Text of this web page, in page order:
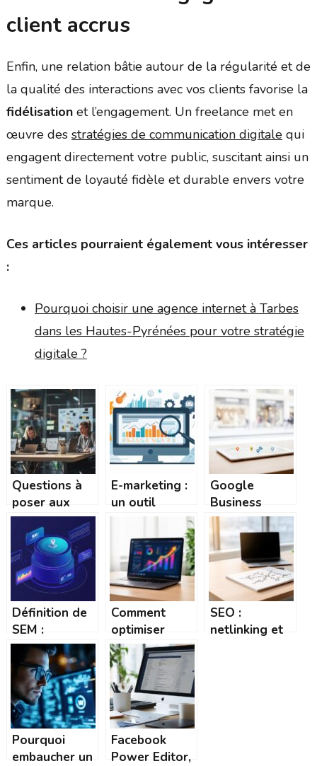
client accrus
Enfin, une relation bâtie autour de la régularité et de
la qualité des interactions avec vos clients favorise la
fidélisationet l’engagement. Un freelance met en
œuvre des stratégies de communication digitale qui
engagent directement votre public, suscitant ainsi un
sentiment de loyauté fidèle et durable envers votre
marque.
Ces articles pourraient également vous intéresser
:
Pourquoi choisir une agence internet à Tarbes
dans les Hautes-Pyrénées pour votre stratégie
digitale ?
Questions à
poser aux
freelances
pour
sélectionner
le bon
designer UX
E-marketing :
un outil
indispensable
pour la
réussite d’un
site web et
votre
réputation en
ligne
Google
Business
Profile : le
levier n°1 de
la visibilité
locale
Définition de
SEM :
Exploitez les
centres
d’intérêt pour
optimiser
votre
marketing
digital
Comment
optimiser
votre
stratégie avec
une formation
Facebook Ads
SEO :
netlinking et
Pourquoi
embaucher un
Facebook
Power Editor,